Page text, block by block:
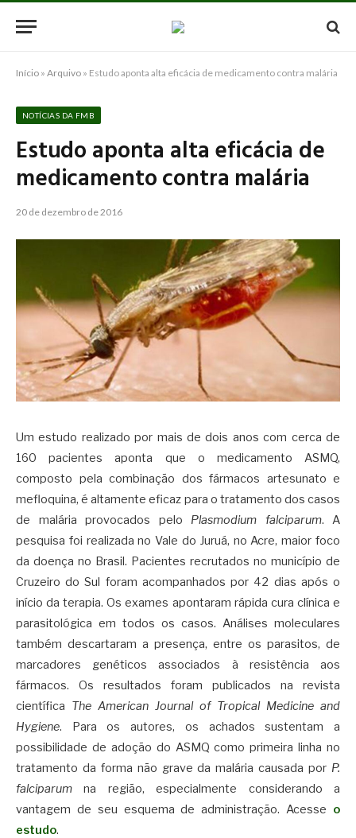
Início » Arquivo » Estudo aponta alta eficácia de medicamento contra malária
NOTÍCIAS DA FMB
Estudo aponta alta eficácia de
medicamento contra malária
20 de dezembro de 2016
Um estudo realizado por mais de dois anos com cerca de
160 pacientes aponta que o medicamento ASMQ,
composto pela combinação dos fármacos artesunato e
mefloquina, é altamente eficaz para o tratamento dos casos
de malária provocados pelo Plasmodium falciparum. A
pesquisa foi realizada no Vale do Juruá, no Acre, maior foco
da doença no Brasil. Pacientes recrutados no município de
Cruzeiro do Sul foram acompanhados por 42 dias após o
início da terapia. Os exames apontaram rápida cura clínica e
parasitológica em todos os casos. Análises moleculares
também descartaram a presença, entre os parasitos, de
marcadores genéticos associados à resistência aos
fármacos. Os resultados foram publicados na revista
científica The American Journal of Tropical Medicine and
Hygiene. Para os autores, os achados sustentam a
possibilidade de adoção do ASMQ como primeira linha no
tratamento da forma não grave da malária causada por P.
falciparum na região, especialmente considerando a
vantagem de seu esquema de administração. Acesse o
estudo.